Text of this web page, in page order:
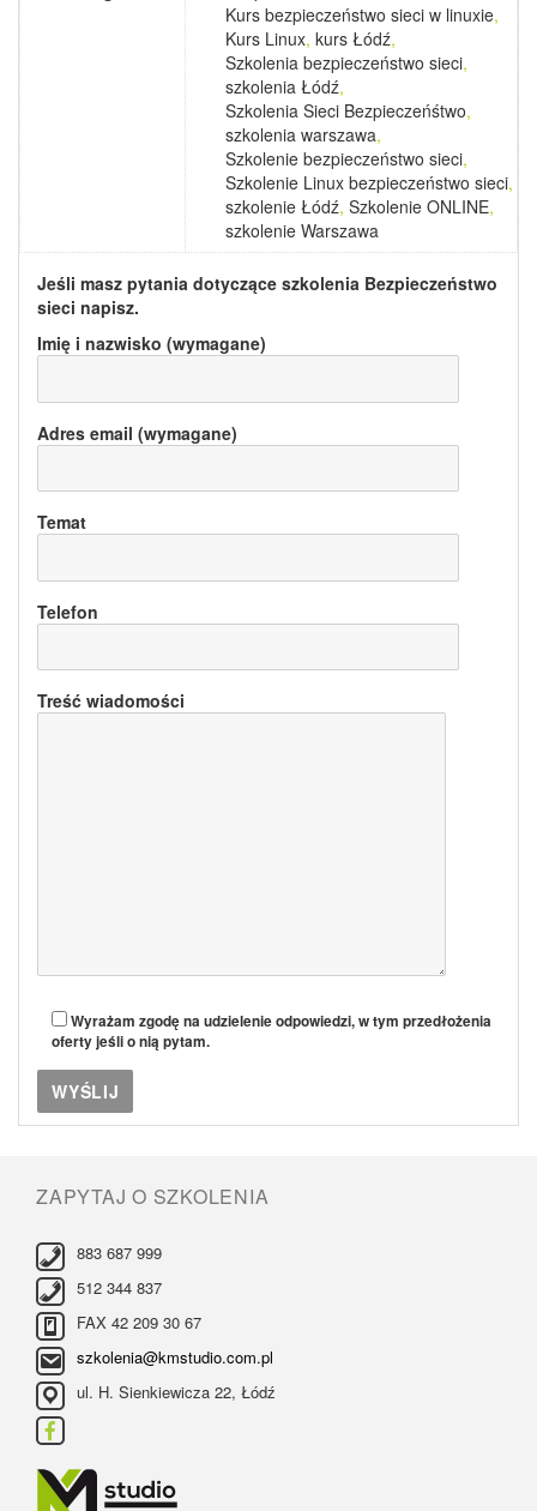
Kurs bezpieczeństwo sieci w linuxie,
Kurs Linux, kurs Łódź,
Szkolenia bezpieczeństwo sieci,
szkolenia Łódź,
Szkolenia Sieci Bezpieczeńśtwo,
szkolenia warszawa,
Szkolenie bezpieczeństwo sieci,
Szkolenie Linux bezpieczeństwo sieci,
szkolenie Łódź, Szkolenie ONLINE,
szkolenie Warszawa
Jeśli masz pytania dotyczące szkolenia Bezpieczeństwo
sieci napisz.
Imię i nazwisko (wymagane)
Adres email (wymagane)
Temat
Telefon
Treść wiadomości
Wyrażam zgodę na udzielenie odpowiedzi, w tym przedłożenia
oferty jeśli o nią pytam.
ZAPYTAJ O SZKOLENIA
883 687 999
512 344 837
FAX 42 209 30 67
szkolenia@kmstudio.com.pl
ul. H. Sienkiewicza 22, Łódź